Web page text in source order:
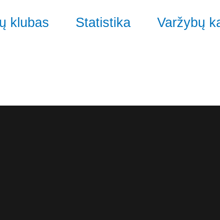
klubas Statistika
Varžybų